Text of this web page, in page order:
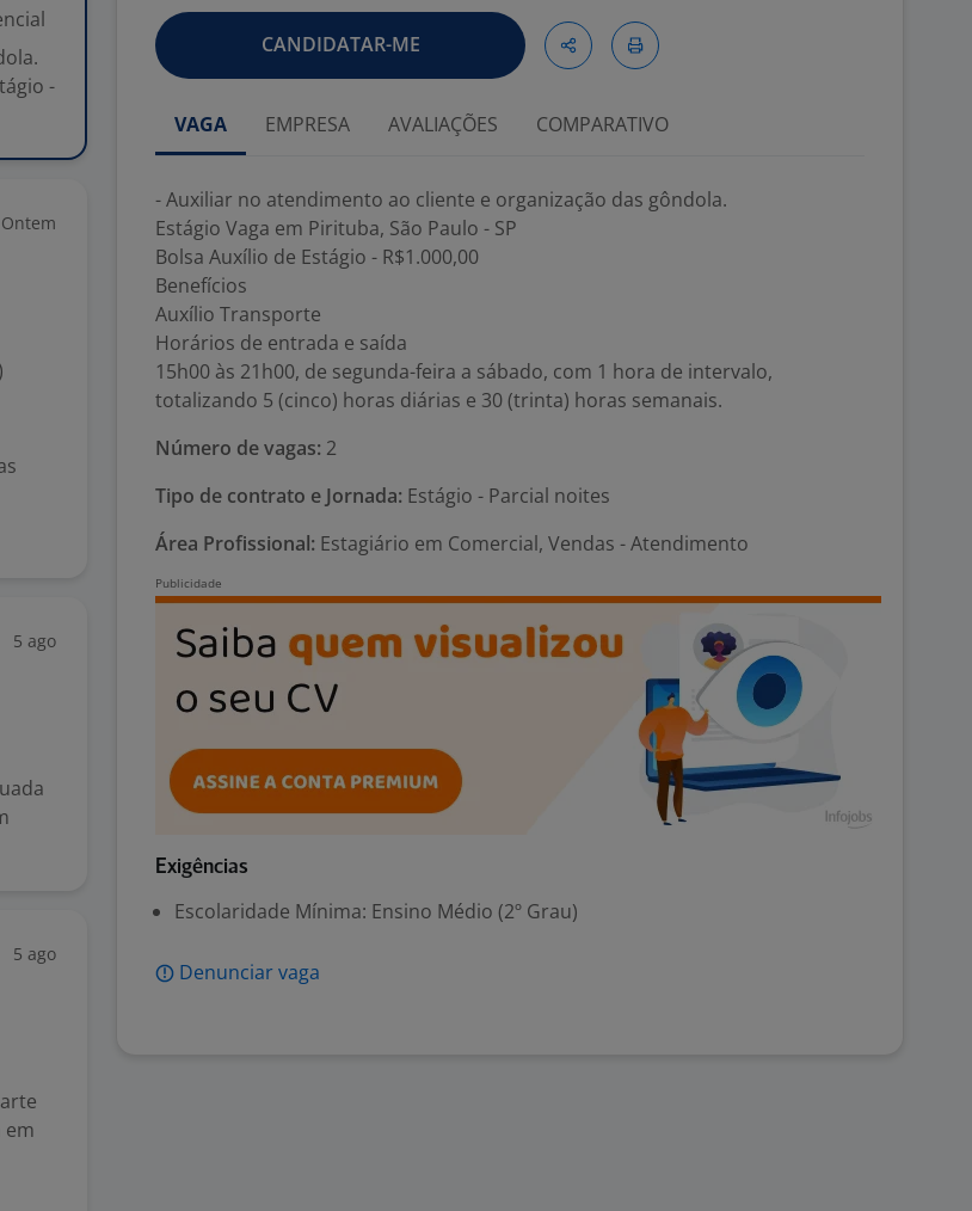
-
Ontem
5 ago
5 ago
em
CANDIDATAR-ME
VAGA EMPRESA AVALIAÇÕES COMPARATIVO
- Auxiliar no atendimento ao cliente e organização das gôndola.
Estágio Vaga em Pirituba, São Paulo - SP
Bolsa Auxílio de Estágio - R$1.000,00
Benefícios
Auxílio Transporte
Horários de entrada e saída
15h00 às 21h00, de segunda-feira a sábado, com 1 hora de intervalo,
totalizando 5 (cinco) horas diárias e 30 (trinta) horas semanais.
Número de vagas: 2
Tipo de contrato e Jornada: Estágio - Parcial noites
Área Profissional: Estagiário em Comercial, Vendas - Atendimento
Exigências
Escolaridade Mínima: Ensino Médio (2º Grau)
Denunciar vaga